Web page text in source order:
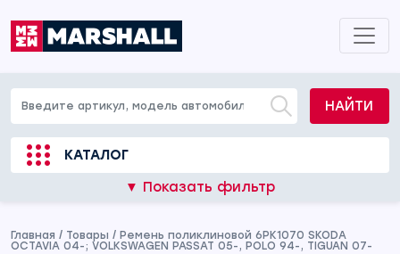
НАЙТИ
КАТАЛОГ
▼ Показать фильтр
Главная / Товары / Ремень поликлиновой 6PK1070 SKODA
OCTAVIA 04-; VOLKSWAGEN PASSAT 05-, POLO 94-, TIGUAN 07-